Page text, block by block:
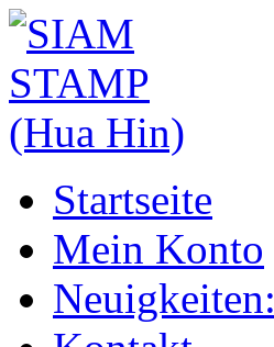
Startseite
Mein Konto
Neuigkeiten: